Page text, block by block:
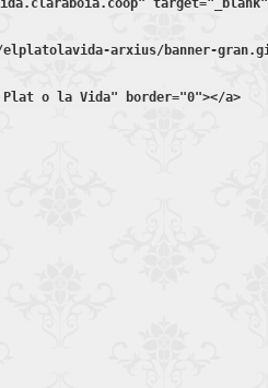
elplatolavida-arxius/banner-
o la Vida" border="0"></a>